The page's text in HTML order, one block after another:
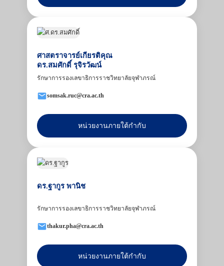
ศาสตราจารย์เกียรติคุณ
ดร.สมศักดิ์ รุจิรวัฒน์
รักษาการรองเลขาธิการราชวิทยาลัยจุฬาภรณ์
somsak.ruc@cra.ac.th
หน่วยงานภายใต้กำกับ
ดร.ฐากูร พานิช
รักษาการรองเลขาธิการราชวิทยาลัยจุฬาภรณ์
thakur.pha@cra.ac.th
หน่วยงานภายใต้กำกับ